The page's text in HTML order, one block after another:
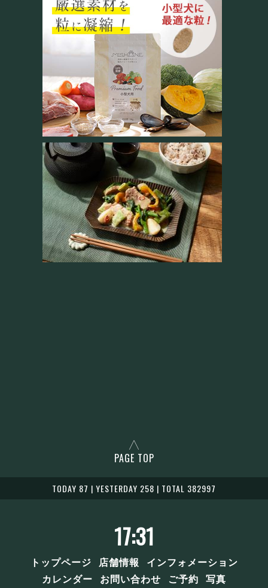
PAGE TOP
TODAY 87 | YESTERDAY 258 | TOTAL 382997
17:31
トップページ 店舗情報
インフォメーション
カレンダー お問い合わせ ご予約 写真